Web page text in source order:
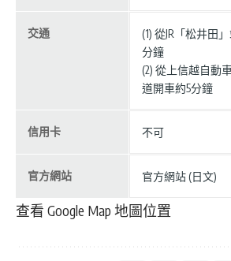
交通
(1) 從JR「松井田
分鐘
(2) 從上信越自動
道開車約5分鐘
信用卡 不可
官方網站 官方網站 (日文)
查看 Google Map 地圖位置